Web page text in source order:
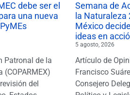
debe ser el
una nueva
Patronal de la
(COPARMEX)
del
Semana de
la Naturaleza
México
ideas en
5 agosto, 2026
Artículo de
Francisco
Consejero